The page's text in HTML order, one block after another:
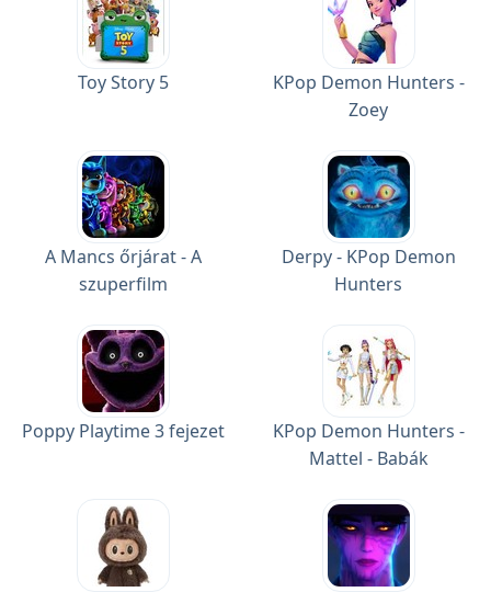
Toy Story 5
KPop Demon Hunters -
Zoey
A Mancs őrjárat - A
szuperfilm
Derpy - KPop Demon
Hunters
Poppy Playtime 3 fejezet
KPop Demon Hunters -
Mattel - Babák